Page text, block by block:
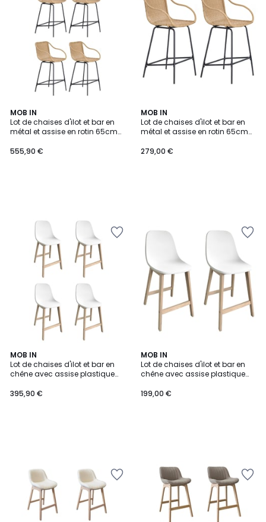
MOB IN
Lot de chaises d'ilot et bar en
métal et assise en rotin 65cm
555,90 €
MOB IN
Lot de chaises d'ilot et bar en
métal et assise en rotin 65cm
279,00 €
MOB IN
Lot de chaises d'ilot et bar en
chêne avec assise plastique
395,90 €
MOB IN
Lot de chaises d'ilot et bar en
chêne avec assise plastique
199,00 €